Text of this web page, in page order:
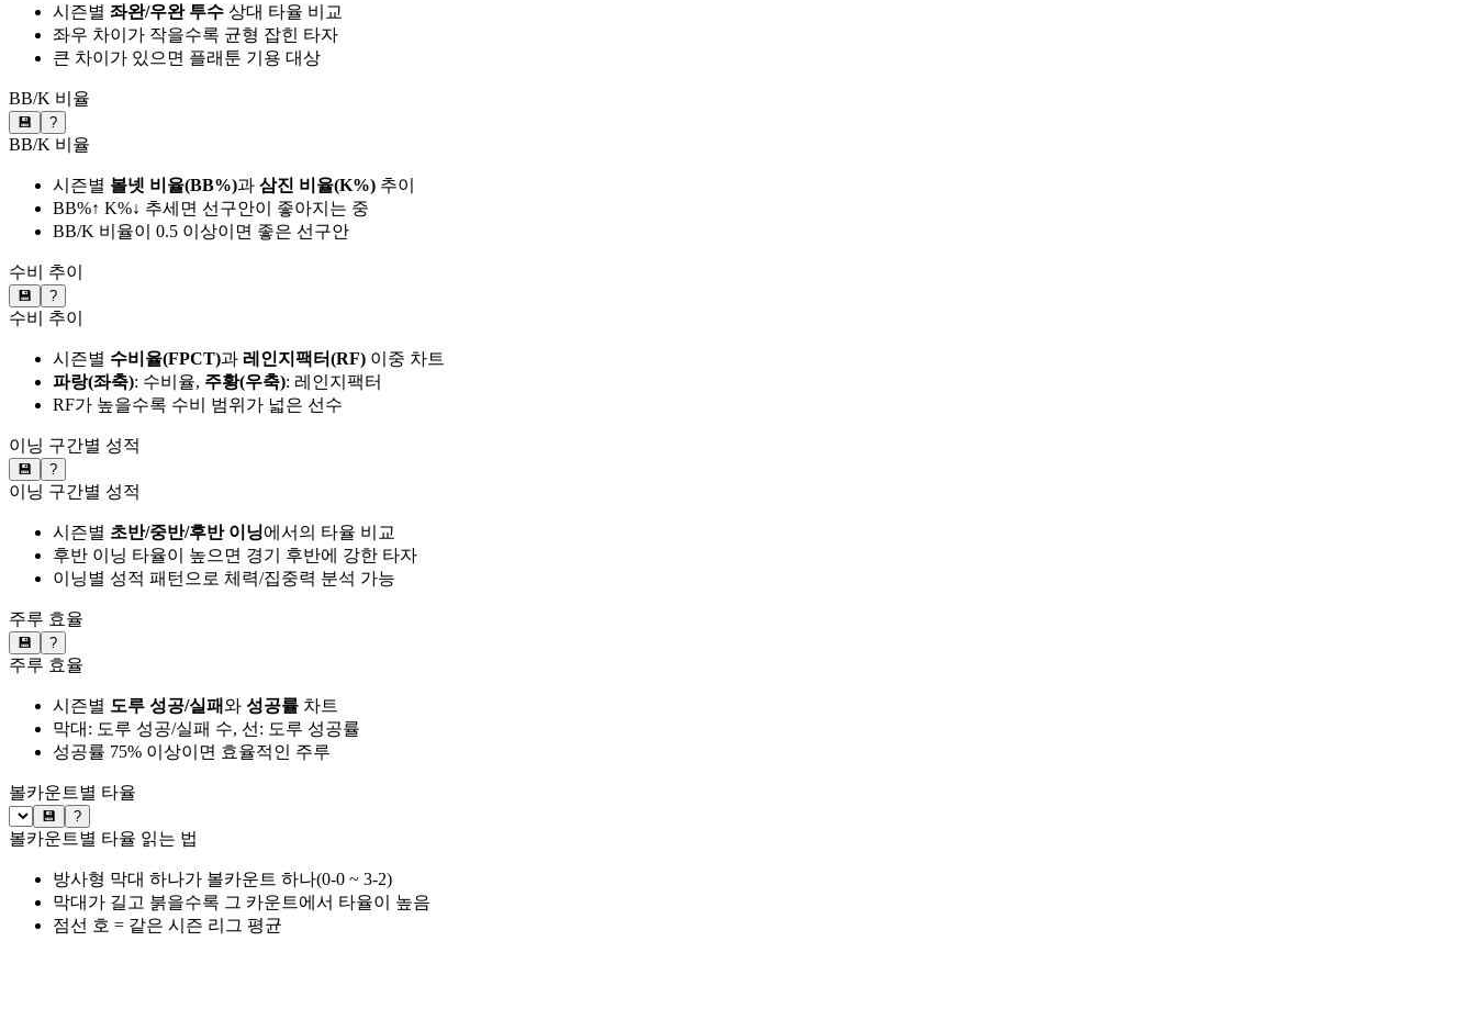
시즌별 좌완/우완 투수 상대 타율 비교
좌우 차이가 작을수록 균형 잡힌 타자
큰 차이가 있으면 플래툰 기용 대상
BB/K 비율
💾 ?
BB/K 비율
시즌별 볼넷 비율(BB%)과 삼진 비율(K%) 추이
BB%↑ K%↓ 추세면 선구안이 좋아지는 중
BB/K 비율이 0.5 이상이면 좋은 선구안
수비 추이
💾 ?
수비 추이
시즌별 수비율(FPCT)과 레인지팩터(RF) 이중 차트
파랑(좌축): 수비율, 주황(우축): 레인지팩터
RF가 높을수록 수비 범위가 넓은 선수
이닝 구간별 성적
💾 ?
이닝 구간별 성적
시즌별 초반/중반/후반 이닝에서의 타율 비교
후반 이닝 타율이 높으면 경기 후반에 강한 타자
이닝별 성적 패턴으로 체력/집중력 분석 가능
주루 효율
💾 ?
주루 효율
시즌별 도루 성공/실패와 성공률 차트
막대: 도루 성공/실패 수, 선: 도루 성공률
성공률 75% 이상이면 효율적인 주루
볼카운트별 타율
💾 ?
볼카운트별 타율 읽는 법
방사형 막대 하나가 볼카운트 하나(0-0 ~ 3-2)
막대가 길고 붉을수록 그 카운트에서 타율이 높음
점선 호 = 같은 시즌 리그 평균